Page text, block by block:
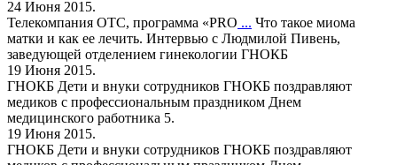
24 Июня 2015.
Телекомпания ОТС, программа «PRO ... Что такое миома
матки и как ее лечить. Интервью с Людмилой Пивень,
заведующей отделением гинекологии ГНОКБ
19 Июня 2015.
ГНОКБ Дети и внуки сотрудников ГНОКБ поздравляют
медиков с профессиональным праздником Днем
медицинского работника 5.
19 Июня 2015.
ГНОКБ Дети и внуки сотрудников ГНОКБ поздравляют